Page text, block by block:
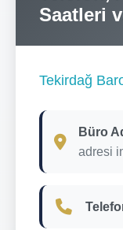
Saatleri
Tekirdağ
Büro
adresi